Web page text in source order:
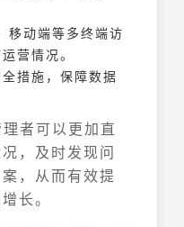
移动端等多终端访
营情况。
措施，保障数据
者可以更加直
，及时发现问
，从而有效提
长。